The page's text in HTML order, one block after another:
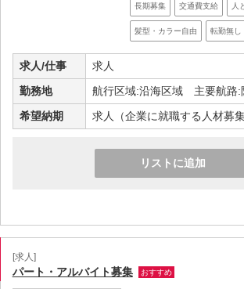
長期募集 交通費支給 人
髪型・カラー自由 転勤無し
求人/仕事 求人
勤務地
航行区域:沿海区域 主要航路:
希望納期
求人（企業に就職する人材募
リストに追加
[求人]
パート・アルバイト募集 おすすめ